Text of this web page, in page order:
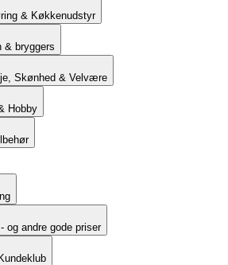
& Køkkenudstyr
& bryggers
Skønhed & Velvære
Hobby
og andre gode priser